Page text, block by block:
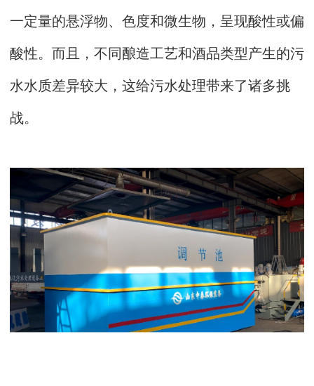
一定量的悬浮物、色度和微生物，呈现酸性或偏
酸性。而且，不同酿造工艺和酒品类型产生的污
水水质差异较大，这给污水处理带来了诸多挑
战。